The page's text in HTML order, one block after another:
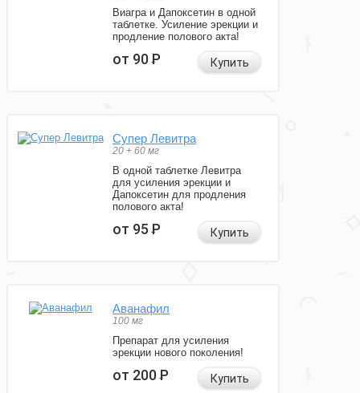
Виагра и Дапоксетин в одной
таблетке. Усиление эрекции и
продление полового акта!
от 90Р Купить
Супер Левитра
20 + 60 мг
В одной таблетке Левитра
для усиления эрекции и
Дапоксетин для продления
полового акта!
от 95Р Купить
Аванафил
100 мг
Препарат для усиления
эрекции нового поколения!
от 200Р Купить